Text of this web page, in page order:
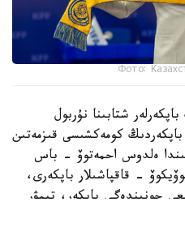
Фото:
شتابىنا نۇربول
كومەكشىسى قىزمەتىن
ەلدوس احمەتوۆ - باس
- قاقپاشىلار باپكەرى،
جونىندەگى باپكەر، تيمۋر